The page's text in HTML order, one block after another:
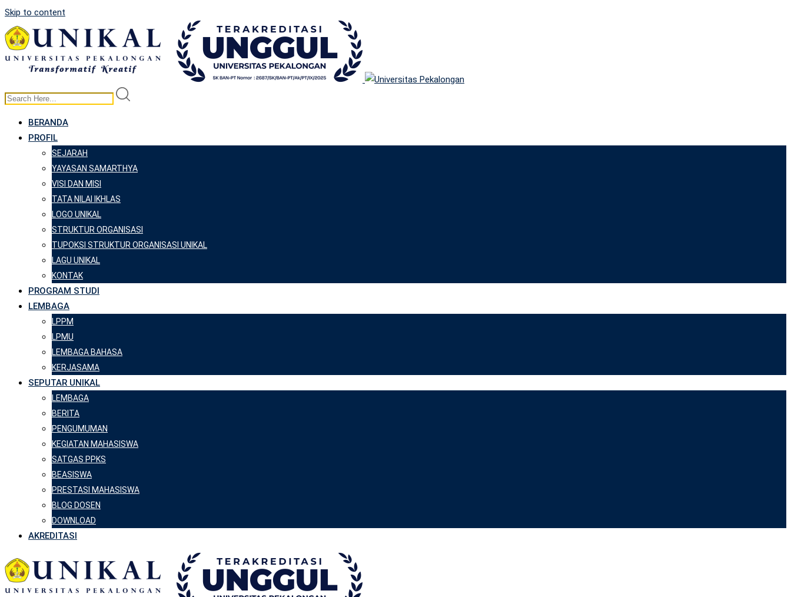
Skip to content
BERANDA
PROFIL
SEJARAH
YAYASAN SAMARTHYA
VISI DAN MISI
TATA NILAI IKHLAS
LOGO UNIKAL
STRUKTUR ORGANISASI
TUPOKSI STRUKTUR ORGANISASI UNIKAL
LAGU UNIKAL
KONTAK
PROGRAM STUDI
LEMBAGA
LPPM
LPMU
LEMBAGA BAHASA
KERJASAMA
SEPUTAR UNIKAL
LEMBAGA
BERITA
PENGUMUMAN
KEGIATAN MAHASISWA
SATGAS PPKS
BEASISWA
PRESTASI MAHASISWA
BLOG DOSEN
DOWNLOAD
AKREDITASI